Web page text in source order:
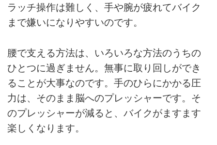
ラッチ操作は難しく、手や腕が疲れてバイク
まで嫌いになりやすいのです。
腰で支える方法は、いろいろな方法のうちの
ひとつに過ぎません。無事に取り回しができ
ることが大事なのです。手のひらにかかる圧
力は、そのまま脳へのプレッシャーです。そ
のプレッシャーが減ると、バイクがますます
楽しくなります。